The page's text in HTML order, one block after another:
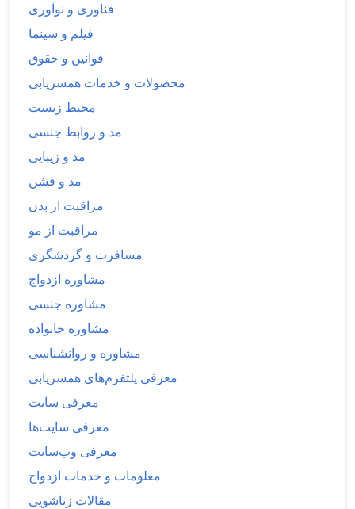
فناوری و نوآوری
فیلم و سینما
قوانین و حقوق
محصولات و خدمات همسریابی
محیط زیست
مد و روابط جنسی
مد و زیبایی
مد و فشن
مراقبت از بدن
مراقبت از مو
مسافرت و گردشگری
مشاوره ازدواج
مشاوره جنسی
مشاوره خانواده
مشاوره و روانشناسی
معرفی پلتفرم‌های همسریابی
معرفی سایت
معرفی سایت‌ها
معرفی وب‌سایت
معلومات و خدمات ازدواج
مقالات زناشویی